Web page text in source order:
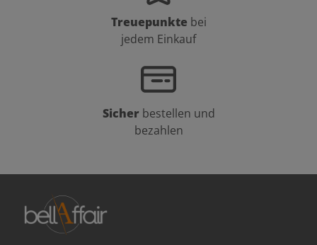
Treuepunkte bei
jedem Einkauf
Sicher bestellen und
bezahlen